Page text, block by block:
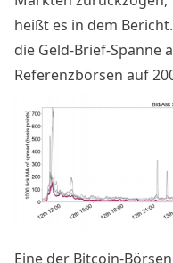
heißt es in dem
die Geld-Brief-Spanne
Referenzbörsen auf
Eine der Bitcoin-